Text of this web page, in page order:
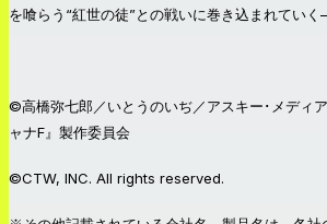
を喰らう“紅世の徒”との戦いに巻き込まれてい
©高橋弥七郎／いとうのいぢ／アスキー･メディ
ャナF』製作委員会
©CTW, INC. All rights reserved.